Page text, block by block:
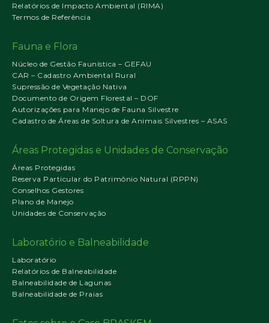
Relatórios de Impacto Ambiental (RIMA)
Termos de Referência
Fauna e Flora
Núcleo de Gestão Faunística – GEFAU
CAR – Cadastro Ambiental Rural
Supressão de Vegetação Nativa
Documento de Origem Florestal – DOF
Autorizações para Manejo de Fauna Silvestre
Cadastro de Áreas de Soltura de Animais Silvestres – ASAS
Áreas Protegidas e Unidades de Conservação
Áreas Protegidas
Reserva Particular do Patrimônio Natural (RPPN)
Conselhos Gestores
Plano de Manejo
Unidades de Conservação
Laboratório e Balneabilidade
Laboratório
Relatórios de Balneabilidade
Balneabilidade de Lagunas
Balneabilidade de Praias